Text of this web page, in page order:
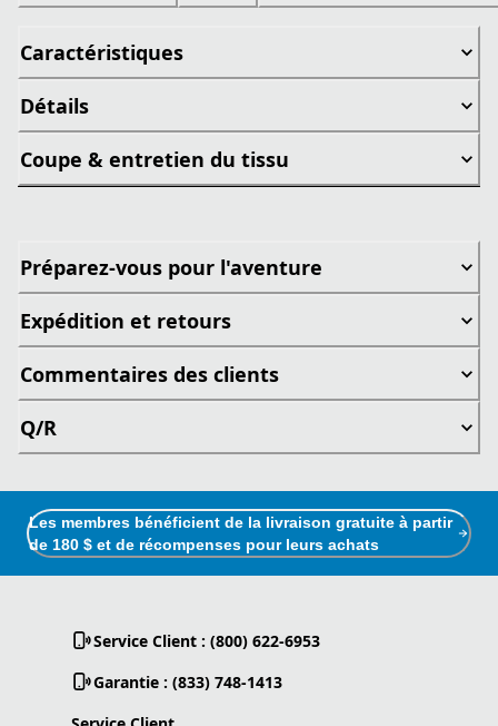
Caractéristiques
Détails
Coupe & entretien du tissu
Préparez-vous pour l'aventure
Expédition et retours
Commentaires des clients
Q/R
Les membres bénéficient de la livraison gratuite à partir
de 180 $ et de récompenses pour leurs achats
Service Client : (800) 622-6953
Garantie : (833) 748-1413